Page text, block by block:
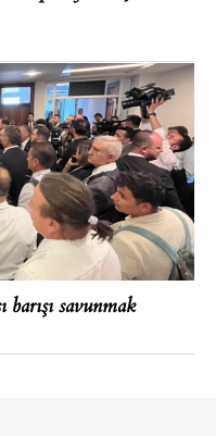
savunmak